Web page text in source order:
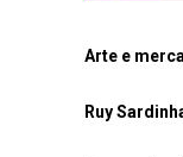
Arte e
Ruy